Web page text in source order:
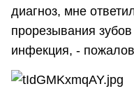
диагноз, мне
прорезывания
инфекция, -